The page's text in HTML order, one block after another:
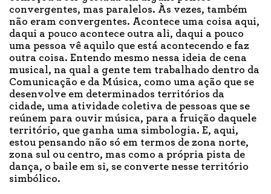
convergentes, mas paralelos. Às vezes, também
não eram convergentes. Acontece uma coisa aqui,
daqui a pouco acontece outra ali, daqui a pouco
uma pessoa vê aquilo que está acontecendo e faz
outra coisa. Entendo mesmo nessa ideia de cena
musical, na qual a gente tem trabalhado dentro da
Comunicação e da Música, como uma ação que se
desenvolve em determinados territórios da
cidade, uma atividade coletiva de pessoas que se
reúnem para ouvir música, para a fruição daquele
território, que ganha uma simbologia. E, aqui,
estou pensando não só em termos de zona norte,
zona sul ou centro, mas como a própria pista de
dança, o baile em si, se converte nesse território
simbólico.